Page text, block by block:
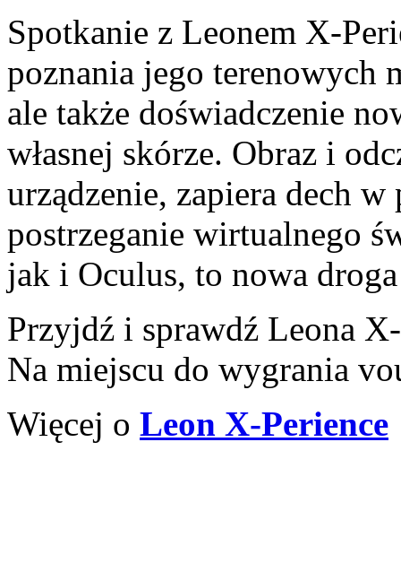
Spotkanie z Leonem X-
poznania jego terenowych
ale także doświadczenie
własnej skórze. Obraz i
urządzenie, zapiera dech
postrzeganie wirtualnego
jak i Oculus, to nowa
Przyjdź i sprawdź Leona
Na miejscu do wygrania
Więcej o Leon X-Perience